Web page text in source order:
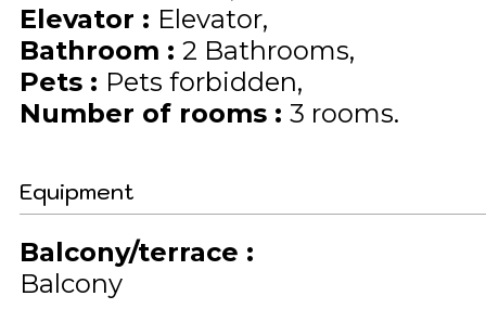
Elevator : Elevator
Bathroom : 2 Bathrooms
Pets : Pets forbidden
Number of rooms : 3 rooms
Equipment
Balcony/terrace :
Balcony